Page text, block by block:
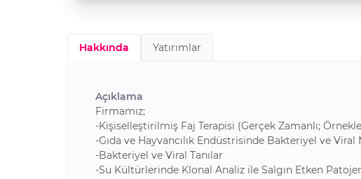
Hakkında Yatırımlar
Açıklama
Firmamız;
-Kişiselleştirilmiş Faj Terapisi (Gerçek Zamanlı;
-Gıda ve Hayvancılık Endüstrisinde Bakteriyel ve
-Bakteriyel ve Viral Tanılar
-Su Kültürlerinde Klonal Analiz ile Salgın Etken